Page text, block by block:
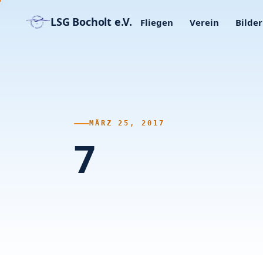
LSG Bocholt e.V. Fliegen Verein Bilder
MÄRZ 25, 2017
7